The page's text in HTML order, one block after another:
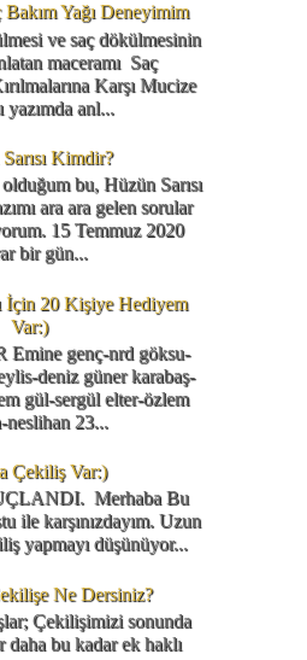
Yağı Deneyimim
ve saç dökülmesinin
maceramı Saç
Karşı Mucize
yazımda anl...
Kimdir?
bu, Hüzün Sarısı
ara ara gelen sorular
15 Temmuz 2020
bir gün...
İçin 20 Kişiye Hediyem
Var:)
genç-nrd göksu-
deniz güner karabaş-
gül-sergül elter-özlem
neslihan 23...
Çekiliş Var:)
Merhaba Bu
ile karşınızdayım. Uzun
yapmayı düşünüyor...
Ne Dersiniz?
Çekilişimizi sonunda
daha bu kadar ek haklı